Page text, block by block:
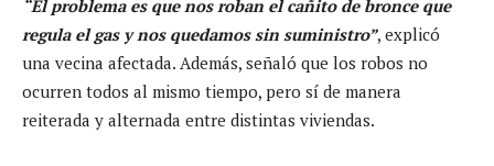
“El problema es que nos roban el cañito de bronce que
regula el gas y nos quedamos sin suministro”, explicó
una vecina afectada. Además, señaló que los robos no
ocurren todos al mismo tiempo, pero sí de manera
reiterada y alternada entre distintas viviendas.